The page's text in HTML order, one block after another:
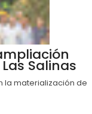
Salinas
la materialización de